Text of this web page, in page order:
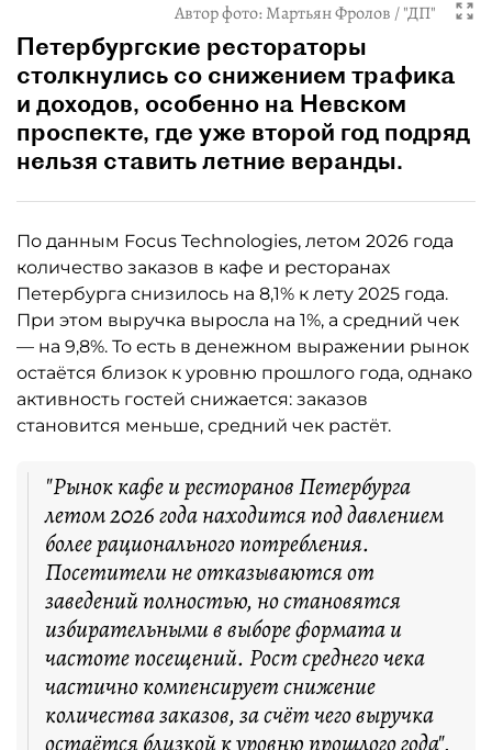
Автор фото:Мартьян Фролов / "ДП"
Петербургские рестораторы
столкнулись со снижением трафика
и доходов, особенно на Невском
проспекте, где уже второй год подряд
нельзя ставить летние веранды.
По данным Focus Technologies, летом 2026 года
количество заказов в кафе и ресторанах
Петербурга снизилось на 8,1% к лету 2025 года.
При этом выручка выросла на 1%, а средний чек
— на 9,8%. То есть в денежном выражении рынок
остаётся близок к уровню прошлого года, однако
активность гостей снижается: заказов
становится меньше, средний чек растёт.
"Рынок кафе и ресторанов Петербурга
летом 2026 года находится под давлением
более рационального потребления.
Посетители не отказываются от
заведений полностью, но становятся
избирательными в выборе формата и
частоте посещений. Рост среднего чека
частично компенсирует снижение
количества заказов, за счёт чего выручка
остаётся близкой к уровню прошлого года",